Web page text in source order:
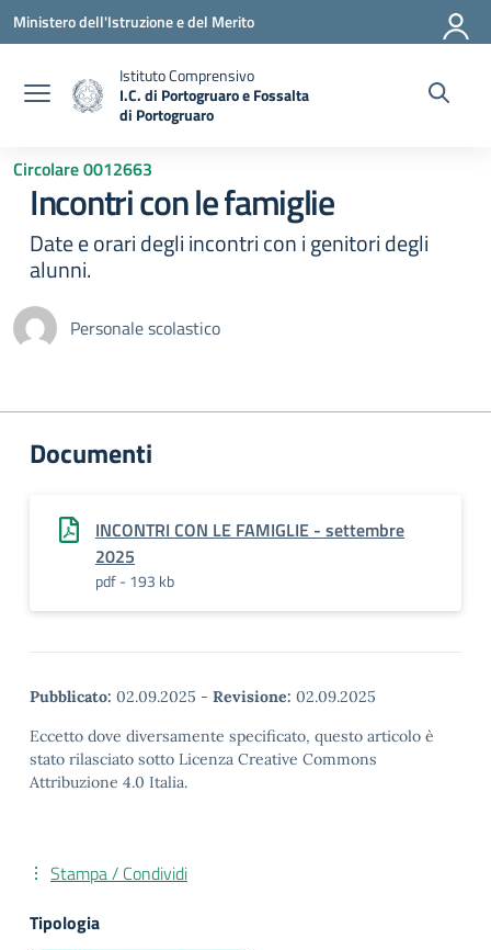
Vai ai contenuti
Vai al menu di navigazione
Vai al footer
Ministero dell'Istruzione e del Merito
Istituto Comprensivo
I.C. di Portogruaro e Fossalta
di Portogruaro
Circolare 0012663
Incontri con le famiglie
Date e orari degli incontri con i genitori degli
alunni.
Personale scolastico
Documenti
INCONTRI CON LE FAMIGLIE - settembre
2025
pdf - 193 kb
Pubblicato: 02.09.2025 - Revisione: 02.09.2025
Eccetto dove diversamente specificato, questo articolo è
stato rilasciato sotto Licenza Creative Commons
Attribuzione 4.0 Italia.
Stampa / Condividi
Tipologia